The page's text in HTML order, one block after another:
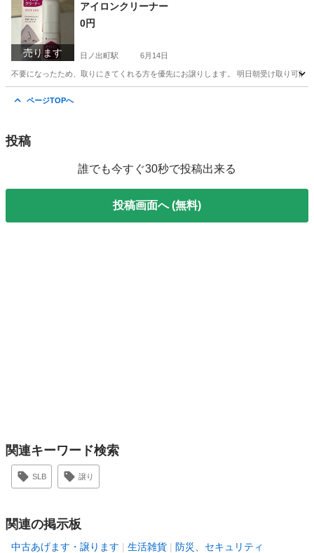
売ります
アイロンクリーナー
0円
日ノ出町駅 6月14日
不要になったため、取りにきてくれる方を優先にお譲りします。 明日朝受け取り可能
ページTOPへ
投稿
誰でも今すぐ30秒で投稿出来る
投稿画面へ (無料)
関連キーワード検索
SLB 譲り
関連の掲示板
中古あげます・譲ります 生活雑貨 防災、セキュリティ